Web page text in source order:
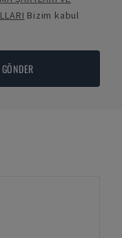
Bizim kabul
GÖNDER